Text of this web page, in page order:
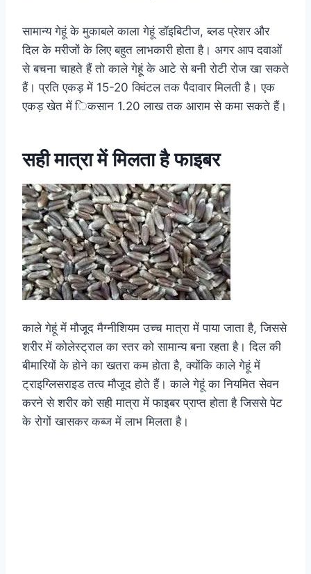
सामान्य गेहूं के मुकाबले काला गेहूं डॉइबिटीज, ब्लड प्रेशर और
दिल के मरीजों के लिए बहुत लाभकारी होता है। अगर आप दवाओं
से बचना चाहते हैं तो काले गेहूं के आटे से बनी रोटी रोज खा सकते
हैं। प्रति एकड़ में 15-20 क्विंटल तक पैदावार मिलती है। एक
एकड़ खेत में िकसान 1.20 लाख तक आराम से कमा सकते हैं।
सही मात्रा में मिलता है फाइबर
काले गेहूं में मौजूद मैग्नीशियम उच्च मात्रा में पाया जाता है, जिससे
शरीर में कोलेस्ट्राल का स्तर को सामान्य बना रहता है। दिल की
बीमारियों के होने का खतरा कम होता है, क्योंकि काले गेहूं में
ट्राइग्लिसराइड तत्व मौजूद होते हैं। काले गेहूं का नियमित सेवन
करने से शरीर को सही मात्रा में फाइबर प्राप्त होता है जिससे पेट
के रोगों खासकर कब्ज में लाभ मिलता है।